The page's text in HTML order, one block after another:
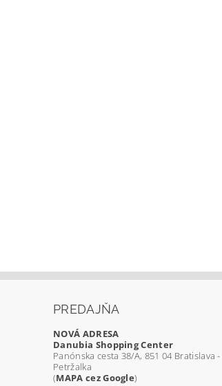
PREDAJŇA
NOVÁ ADRESA
Danubia Shopping Center
Panónska cesta 38/A, 851 04 Bratislava -
Petržalka
(MAPA cez Google)